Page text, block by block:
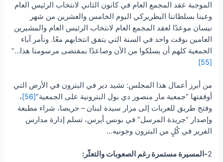
الموجبة عقد المجمع العام في كانون الثاني لانتخاب الرئيس العام
وعينا بسلطاننا البطريركي اليوم الخامس والعشرين من شهر
نيسان موعدًا لعقد المجمع العام لانتخاب الرئيس العام والمشيرين
العامين بوقت واحد في السنة التي يتفق انتخابهم معًا. ونأمر آباء
الجمعية كلهم أن يسلكوا من الأن وصاعدًا بمقتضى مرسومنا هذا…”
[55]
من أبرز أعمال هذا المجلس: تشيد دير في البترون في الأرض التي
أوقفتها “جمعية مار منصور دي بول البترونية على الجمعية”[56]
،
وفتح طريق للعربات إلى مزار سيدة لبنان – حريصا، شراء مطبعة
وإصدار “جريدة المرسل” في بونس أيرس، تسلم إدارة مدارس
الفرير في كُلٍ من البترون وجونيه…
2-المسيرة مستمرة رغم الصعوبات والتعثّر: